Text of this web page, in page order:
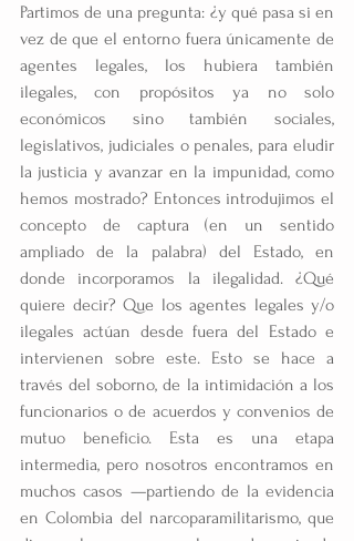
Partimos de una pregunta: ¿y qué pasa si en
vez de que el entorno fuera únicamente de
agentes legales, los hubiera también
ilegales, con propósitos ya no solo
económicos sino también sociales,
legislativos, judiciales o penales, para eludir
la justicia y avanzar en la impunidad, como
hemos mostrado? Entonces introdujimos el
concepto de captura (en un sentido
ampliado de la palabra) del Estado, en
donde incorporamos la ilegalidad. ¿Qué
quiere decir? Que los agentes legales y/o
ilegales actúan desde fuera del Estado e
intervienen sobre este. Esto se hace a
través del soborno, de la intimidación a los
funcionarios o de acuerdos y convenios de
mutuo beneficio. Esta es una etapa
intermedia, pero nosotros encontramos en
muchos casos —partiendo de la evidencia
en Colombia del narcoparamilitarismo, que